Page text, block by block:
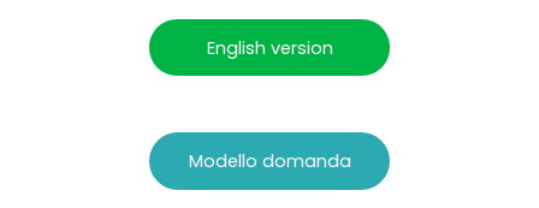
English version
Modello domanda